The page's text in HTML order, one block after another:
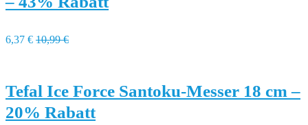
6,37 € 10,99 €
Tefal Ice Force Santoku-Messer 18 cm –
20% Rabatt